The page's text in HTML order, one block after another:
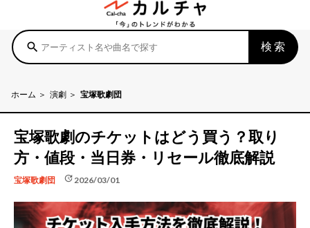
search 検索
ホーム 演劇 宝塚歌劇団
宝塚歌劇のチケットはどう買う？取り
方・値段・当日券・リセール徹底解説
宝塚歌劇団 update 2026/03/01